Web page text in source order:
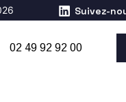
Suivez-
02 49 92 92 00